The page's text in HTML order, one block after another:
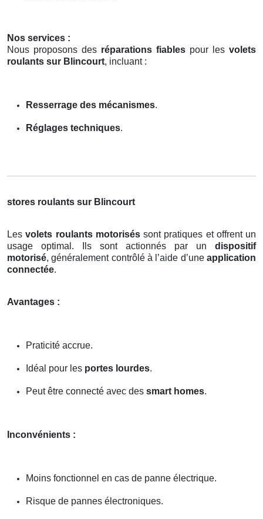
Nos services :
Nous proposons des réparations fiables pour les volets
roulants sur Blincourt, incluant :
Resserrage des mécanismes.
Réglages techniques.
stores roulants sur Blincourt
Lesvolets roulants motoriséssont pratiques et offrent un
usage optimal. Ils sont actionnés par un dispositif
motorisé, généralement contrôlé à l’aide d’une application
connectée.
Avantages :
Praticité accrue.
Idéal pour les portes lourdes.
Peut être connecté avec des smart homes.
Inconvénients :
Moins fonctionnel en cas de panne électrique.
Risque de pannes électroniques.